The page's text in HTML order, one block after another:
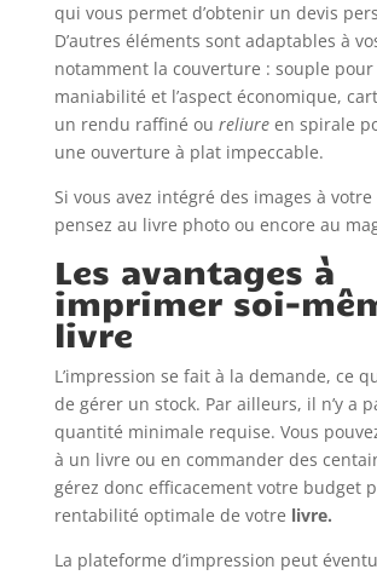
qui vous permet d’obtenir un devis
D’autres éléments sont adaptables à
notamment la couverture : souple pour
maniabilité et l’aspect économique,
un rendu raffiné ou reliureen spirale
une ouverture à plat impeccable.
Si vous avez intégré des images à votre
pensez au livre photo ou encore au
Les avantages à
imprimer soi-
livre
L’impression se fait à la demande, ce
de gérer un stock. Par ailleurs, il n’y a
quantité minimale requise. Vous
à un livre ou en commander des
gérez donc efficacement votre budget
rentabilité optimale de votre livre.
La plateforme d’impression peut